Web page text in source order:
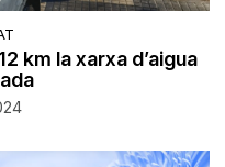
km la xarxa d’aigua